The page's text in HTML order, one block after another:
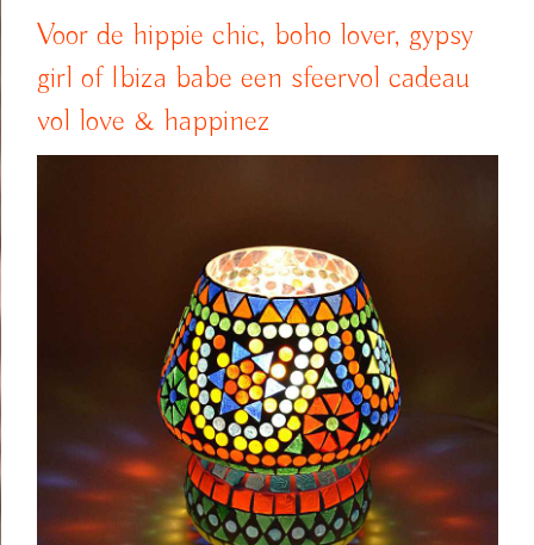
Voor de hippie chic, boho lover, gypsy
girl of Ibiza babe een sfeervol cadeau
vol love & happinez